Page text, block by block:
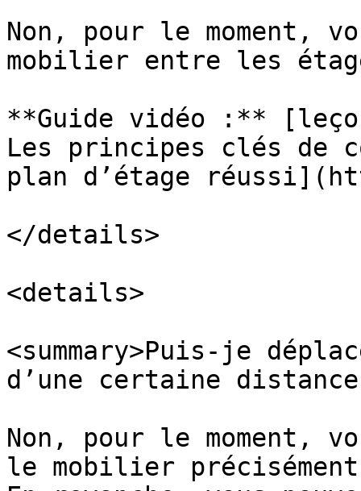
Non, pour le moment,
mobilier entre les
**Guide vidéo :**
Les principes clés de
plan d’étage
</details>
<details>
<summary>Puis-je
d’une certaine distance
Non, pour le moment,
le mobilier